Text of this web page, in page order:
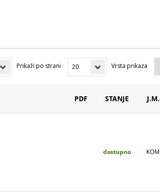
Prikaži po strani Vrsta prikaza
PDF STANJE J.M.
dostupno KOM